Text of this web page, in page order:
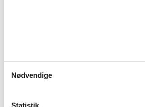
Størrelse
År renoveret
Nødvendige
Statistik